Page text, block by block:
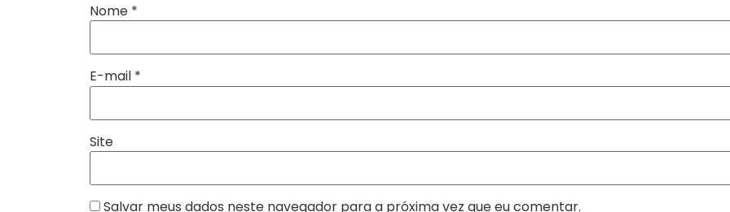
Nome *
E-mail *
Site
Salvar meus dados neste navegador para a próxima vez que eu comentar.